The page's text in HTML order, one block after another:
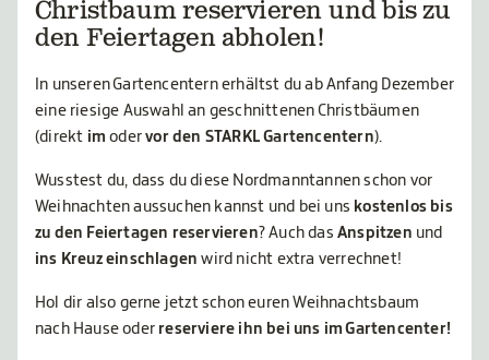
Christbaum reservieren und bis zu
den Feiertagen abholen!
In unseren Gartencentern erhältst du ab Anfang Dezember
eine riesige Auswahl an geschnittenen Christbäumen
(direkt imodervor den STARKL Gartencentern).
Wusstest du, dass du diese Nordmanntannen schon vor
Weihnachten aussuchen kannst und bei uns kostenlos bis
zu den Feiertagen reservieren? Auch dasAnspitzen und
ins Kreuz einschlagen wird nicht extra verrechnet!
Hol dir also gerne jetzt schon euren Weihnachtsbaum
nach Hause oder reserviere ihn bei uns im Gartencenter!